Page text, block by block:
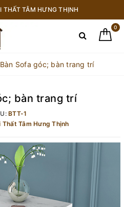
THẤT TÂM HƯNG THỊNH
0
Bàn Sofa góc; bàn trang trí
bàn trang trí
BTT-1
Thất Tâm Hưng Thịnh